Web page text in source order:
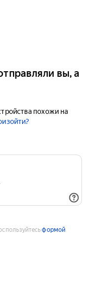
вы, а
похожи на
формой